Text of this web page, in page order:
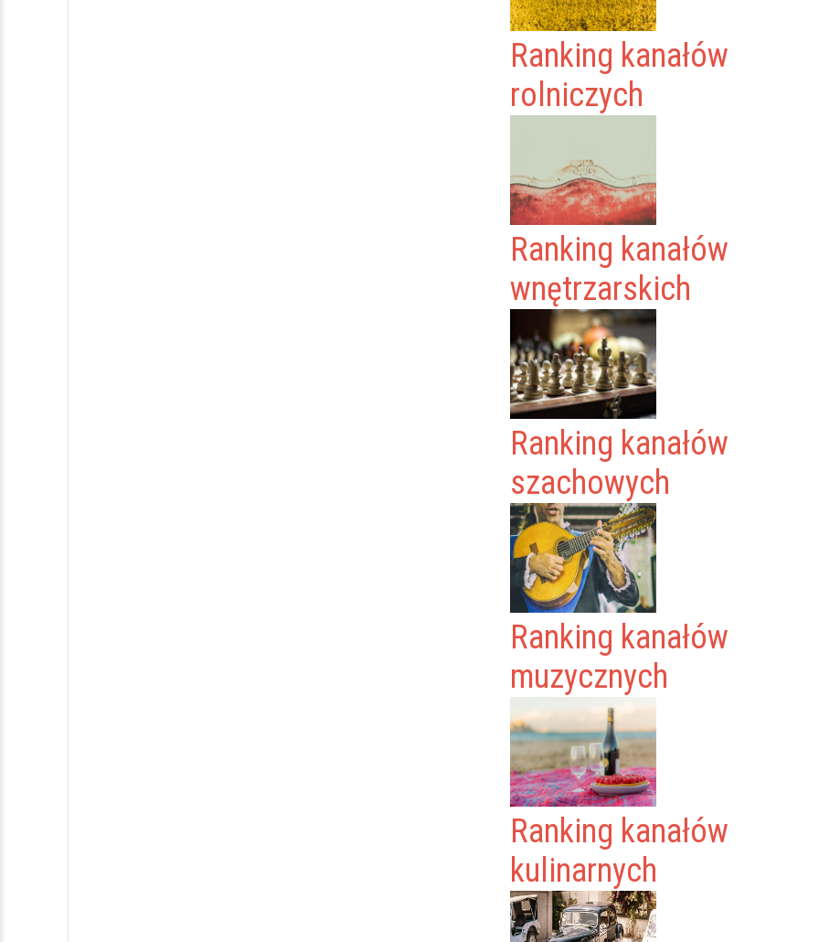
Ranking kanałów
rolniczych
Ranking kanałów
wnętrzarskich
Ranking kanałów
szachowych
Ranking kanałów
muzycznych
Ranking kanałów
kulinarnych